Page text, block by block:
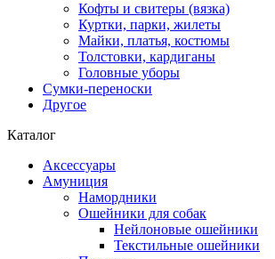
Кофты и свитеры (вязка)
Куртки, парки, жилеты
Майки, платья, костюмы
Толстовки, кардиганы
Головные уборы
Сумки-переноски
Другое
Каталог
Аксессуары
Амуниция
Намордники
Ошейники для собак
Нейлоновые ошейники
Текстильные ошейники